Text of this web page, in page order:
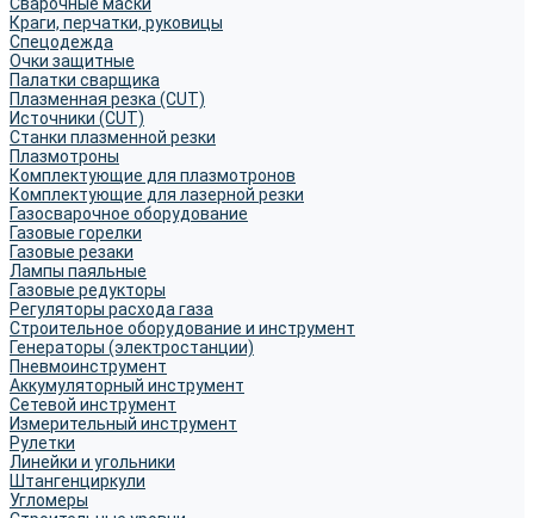
Краги, перчатки, руковицы
Спецодежда
Очки защитные
Палатки сварщика
Плазменная резка (CUT)
Источники (CUT)
Станки плазменной резки
Плазмотроны
Комплектующие для плазмотронов
Комплектующие для лазерной резки
Газосварочное оборудование
Газовые горелки
Газовые резаки
Лампы паяльные
Газовые редукторы
Регуляторы расхода газа
Строительное оборудование и инструмент
Генераторы (электростанции)
Пневмоинструмент
Аккумуляторный инструмент
Сетевой инструмент
Измерительный инструмент
Рулетки
Линейки и угольники
Штангенциркули
Угломеры